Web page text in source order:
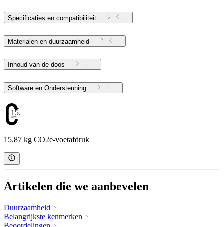
Specificaties en compatibiliteit
Materialen en duurzaamheid
Inhoud van de doos
Software en Ondersteuning
15.87
15.87 kg CO2e-voetafdruk
Artikelen die we aanbevelen
Duurzaamheid
Belangrijkste kenmerken